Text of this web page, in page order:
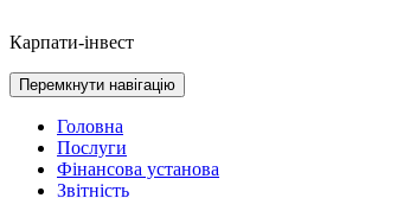
Карпати-інвест
Перемкнути навігацію
Головна
Послуги
Фінансова установа
Звітність